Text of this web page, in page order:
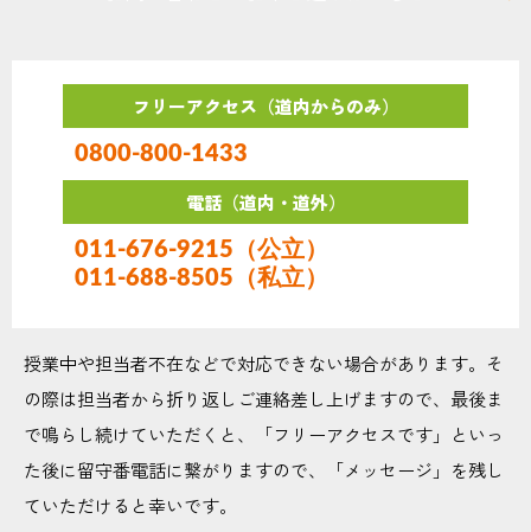
フリーアクセス（道内からのみ）
0800-800-1433
電話（道内・道外）
011-676-9215（公立）
011-688-8505（私立）
授業中や担当者不在などで対応できない場合があります。そ
の際は担当者から折り返しご連絡差し上げますので、最後ま
で鳴らし続けていただくと、「フリーアクセスです」といっ
た後に留守番電話に繋がりますので、「メッセージ」を残し
ていただけると幸いです。